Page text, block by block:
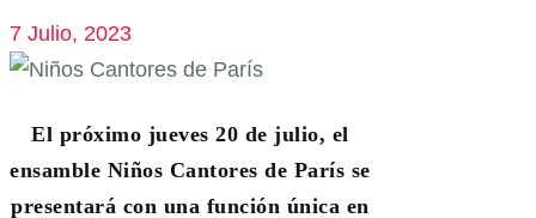
7 Julio, 2023
El próximo jueves 20 de julio, el
ensamble Niños Cantores de París se
presentará con una función única en